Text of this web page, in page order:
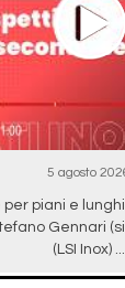
5 agosto
per piani e
Gennari
(LSI Inox) ...